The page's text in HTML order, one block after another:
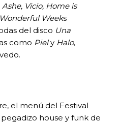
Vicio, Home is
Weeks
del disco Una
como Piely Halo,
el menú del Festival
house y funk de